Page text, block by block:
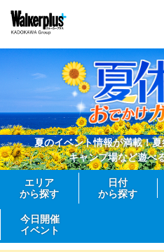
夏のイベント情報が満載！
キャンプ場など遊べ
エリア
から探す
日付
から探す
今日開催
イベント